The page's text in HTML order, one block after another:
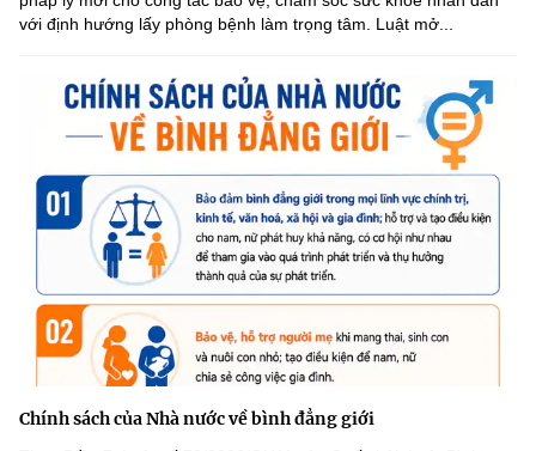
với định hướng lấy phòng bệnh làm trọng tâm. Luật mở...
Chính sách của Nhà nước về bình đẳng giới